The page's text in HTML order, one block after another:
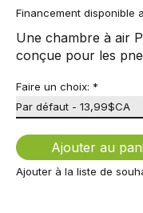
Financement disponible
Une chambre à air
conçue pour les
Faire un choix: *
Ajouter au
Ajouter à la liste de